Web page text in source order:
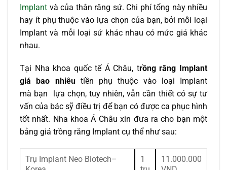
Implant và của thân răng sứ. Chi phí tổng này nhiều
hay ít phụ thuộc vào lựa chọn của bạn, bởi mỗi loại
Implant và mỗi loại sứ khác nhau có mức giá khác
nhau.
Tại Nha khoa quốc tế Á Châu, trồng răng Implant
giá bao nhiêutiền phụ thuộc vào loại Implant
mà bạn lựa chọn, tuy nhiên, vẫn cần thiết có sự tư
vấn của bác sỹ điều trị để bạn có được ca phục hình
tốt nhất. Nha khoa Á Châu xin đưa ra cho bạn một
bảng giá trồng răng Implant cụ thể như sau:
Trụ Implant Neo Biotech–
1
11.000.000